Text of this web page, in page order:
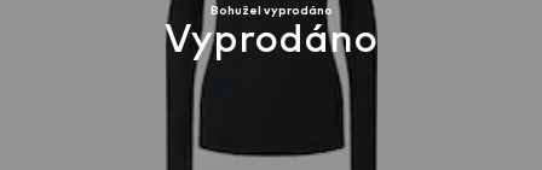
Bohužel vyprodáno
Vyprodáno